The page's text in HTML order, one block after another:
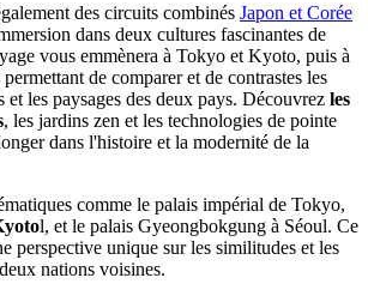
des circuits combinés Japon et Corée
dans deux cultures fascinantes de
vous emmènera à Tokyo et Kyoto, puis à
de comparer et de contrastes les
et les paysages des deux pays. Découvrez les
, les jardins zen et les technologies de pointe
dans l'histoire et la modernité de la
comme le palais impérial de Tokyo,
l, et le palais Gyeongbokgung à Séoul. Ce
perspective unique sur les similitudes et les
nations voisines.